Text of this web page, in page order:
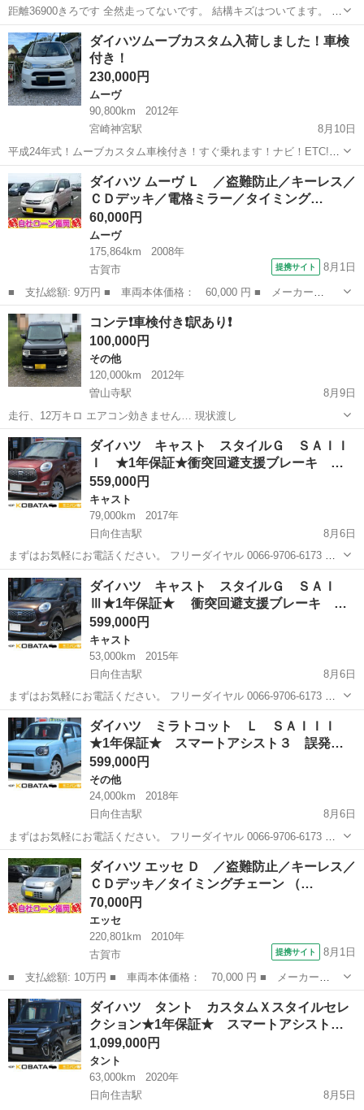
距離36900きろです 全然走ってないです。 結構キズはついてます。 車
検あります。 現車確認よろしくお願いします。 2区になります。 現状
渡しになります。
宮崎 日南市 日南駅 ハイゼット トラック
ダイハツムーブカスタム入荷しました！車検
付き！
230,000円
ムーヴ
90,800km
2012年
宮崎神宮駅
8月10日
平成24年式！ムーブカスタム車検付き！すぐ乗れます！ナビ！ETC!ド
ラレコ付き！内装、外装供綺麗です！現車確認後乗って帰れます。エ
アコンもよく冷えます。
東諸県郡
ダイハツ ムーヴ Ｌ ／盗難防止／キーレス／
ＣＤデッキ／電格ミラー／タイミング…
60,000円
ムーヴ
175,864km
2008年
古賀市
提携サイト 8月1日
■ 支払総額: 9万円 ■ 車両本体価格： 60,000 円 ■ メーカー
名： ダイハツ ■ 車種名： ムーヴ ■ グレード名： Ｌ ／盗難
防止／キーレス／ＣＤデッキ／電格ミラー／タイミングチェーン ■
排気量： 660c...
福岡 古賀市 ムーヴ
コンテ❗️車検付き❗️訳あり❗️
100,000円
その他
120,000km
2012年
曽山寺駅
8月9日
走行、12万キロ エアコン効きません… 現状渡し
宮崎 宮崎市 曽山寺駅 その他 コンテ
ダイハツ キャスト スタイルＧ ＳＡＩＩ
Ｉ ★1年保証★衝突回避支援ブレーキ …
559,000円
キャスト
79,000km
2017年
日向住吉駅
8月6日
まずはお気軽にお電話ください。 フリーダイヤル 0066-9706-6173 ★
ラインID:@443feups★ https://lin.ee/JPpMU2h ■当社グループ在庫情
報■ htt...
宮崎 宮崎市 日向住吉駅 キャスト ヘッド
ダイハツ キャスト スタイルＧ ＳＡＩ
Ⅲ★1年保証★ 衝突回避支援ブレーキ …
599,000円
キャスト
53,000km
2015年
日向住吉駅
8月6日
まずはお気軽にお電話ください。 フリーダイヤル 0066-9706-6173 ★
ラインID:@443feups★ https://lin.ee/JPpMU2h ■当社グループ在庫情
報■ htt...
宮崎 宮崎市 日向住吉駅 キャスト
ダイハツ ミラトコット Ｌ ＳＡＩＩＩ
★1年保証★ スマートアシスト３ 誤発
進…
599,000円
その他
24,000km
2018年
日向住吉駅
8月6日
まずはお気軽にお電話ください。 フリーダイヤル 0066-9706-6173 ★
ラインID:@443feups★ https://lin.ee/JPpMU2h ■当社グループ在庫情
報■ htt...
宮崎 宮崎市 日向住吉駅 ハイビーム
ダイハツ エッセ Ｄ ／盗難防止／キーレス／
ＣＤデッキ／タイミングチェーン （…
70,000円
エッセ
220,801km
2010年
古賀市
提携サイト 8月1日
■ 支払総額: 10万円 ■ 車両本体価格： 70,000 円 ■ メーカー
名： ダイハツ ■ 車種名： エッセ ■ グレード名： Ｄ ／盗難
防止／キーレス／ＣＤデッキ／タイミングチェーン ■ 排気量：
660cc ■ ド...
福岡 古賀市 エッセ
ダイハツ タント カスタムＸスタイルセレ
クション★1年保証★ スマートアシスト…
1,099,000円
タント
63,000km
2020年
日向住吉駅
8月5日